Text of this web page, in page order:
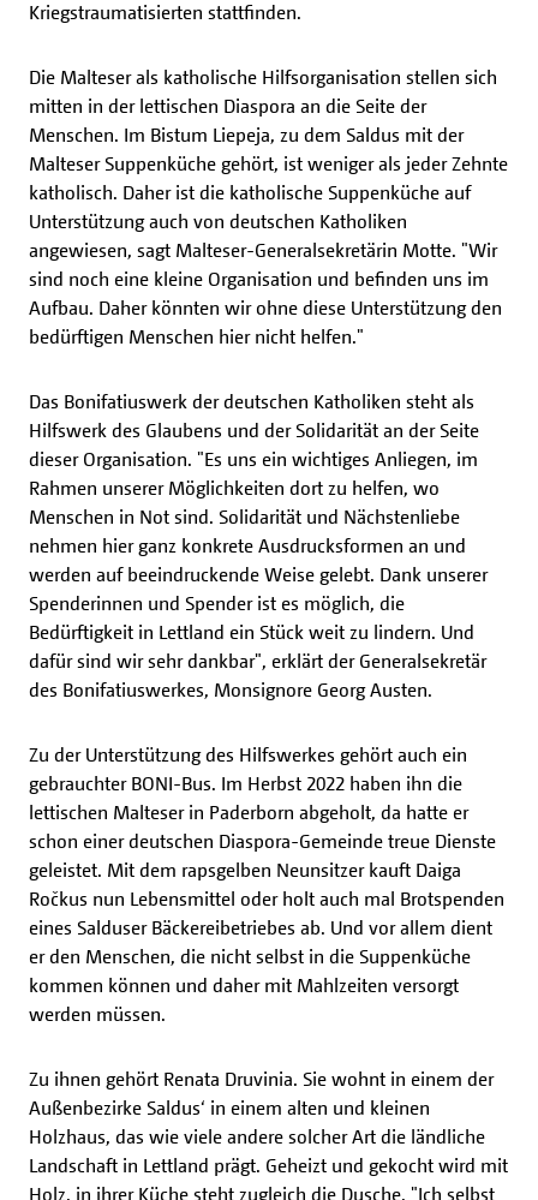
Kriegstraumatisierten stattfinden.
Die Malteser als katholische Hilfsorganisation stellen sich
mitten in der lettischen Diaspora an die Seite der
Menschen. Im Bistum Liepeja, zu dem Saldus mit der
Malteser Suppenküche gehört, ist weniger als jeder Zehnte
katholisch. Daher ist die katholische Suppenküche auf
Unterstützung auch von deutschen Katholiken
angewiesen, sagt Malteser-Generalsekretärin Motte. "Wir
sind noch eine kleine Organisation und befinden uns im
Aufbau. Daher könnten wir ohne diese Unterstützung den
bedürftigen Menschen hier nicht helfen."
Das Bonifatiuswerk der deutschen Katholiken steht als
Hilfswerk des Glaubens und der Solidarität an der Seite
dieser Organisation. "Es uns ein wichtiges Anliegen, im
Rahmen unserer Möglichkeiten dort zu helfen, wo
Menschen in Not sind. Solidarität und Nächstenliebe
nehmen hier ganz konkrete Ausdrucksformen an und
werden auf beeindruckende Weise gelebt. Dank unserer
Spenderinnen und Spender ist es möglich, die
Bedürftigkeit in Lettland ein Stück weit zu lindern. Und
dafür sind wir sehr dankbar", erklärt der Generalsekretär
des Bonifatiuswerkes, Monsignore Georg Austen.
Zu der Unterstützung des Hilfswerkes gehört auch ein
gebrauchter BONI-Bus. Im Herbst 2022 haben ihn die
lettischen Malteser in Paderborn abgeholt, da hatte er
schon einer deutschen Diaspora-Gemeinde treue Dienste
geleistet. Mit dem rapsgelben Neunsitzer kauft Daiga
Ročkus nun Lebensmittel oder holt auch mal Brotspenden
eines Salduser Bäckereibetriebes ab. Und vor allem dient
er den Menschen, die nicht selbst in die Suppenküche
kommen können und daher mit Mahlzeiten versorgt
werden müssen.
Zu ihnen gehört Renata Druvinia. Sie wohnt in einem der
Außenbezirke Saldus‘ in einem alten und kleinen
Holzhaus, das wie viele andere solcher Art die ländliche
Landschaft in Lettland prägt. Geheizt und gekocht wird mit
Holz, in ihrer Küche steht zugleich die Dusche. "Ich selbst